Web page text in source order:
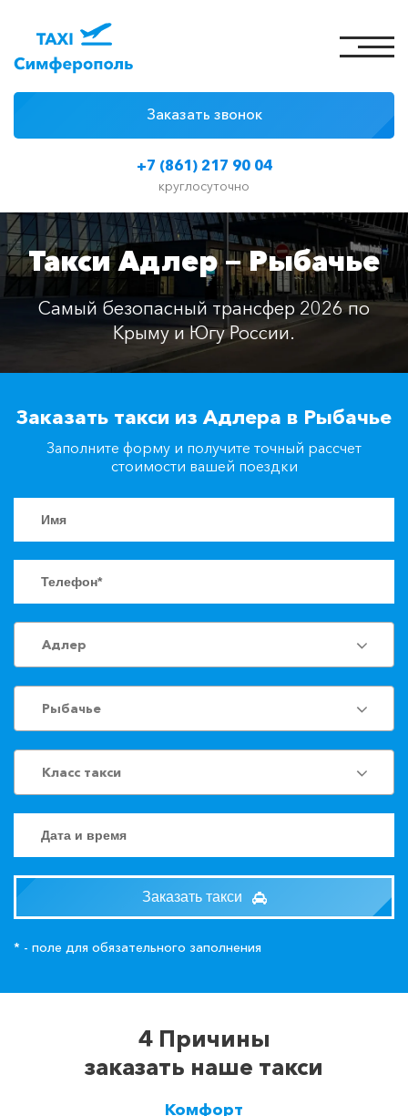
+7 (861) 217 90 04
круглосуточно
Заказать звонок
Цены на такси
Классы автомобилей
Отзывы
Контакты
+7(861)217-90-04
Такси Адлер — Рыбачье
Самый безопасный трансфер 2026 по
Крыму и Югу России.
Заказать такси из Адлера в Рыбачье
Заполните форму и получите точный рассчет
стоимости вашей поездки
Адлер
Рыбачье
Класс такси
Заказать такси
* - поле для обязательного заполнения
4 Причины
заказать наше такси
Комфорт